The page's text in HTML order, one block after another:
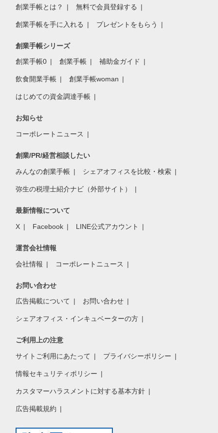
創業手帳とは？ 無料で会員登録する
創業手帳を手に入れる プレゼントをもらう
創業手帳シリーズ
創業手帳0 創業手帳 補助金ガイド
飲食開業手帳 創業手帳woman
はじめての資金調達手帳
お知らせ
コーポレートニュース
創業/PR/経営相談したい
みんなの創業手帳 シェアオフィスを比較・検索
弥生の税理士紹介ナビ（外部サイト）
最新情報について
X Facebook LINE公式アカウント
運営会社情報
会社情報 コーポレートニュース
お問い合わせ
広告掲載について お問い合わせ
シェアオフィス・インキュベーターの方
ご利用上の注意
サイトご利用にあたって プライバシーポリシー
情報セキュリティポリシー
カスタマーハラスメントに対する基本方針
広告掲載規約